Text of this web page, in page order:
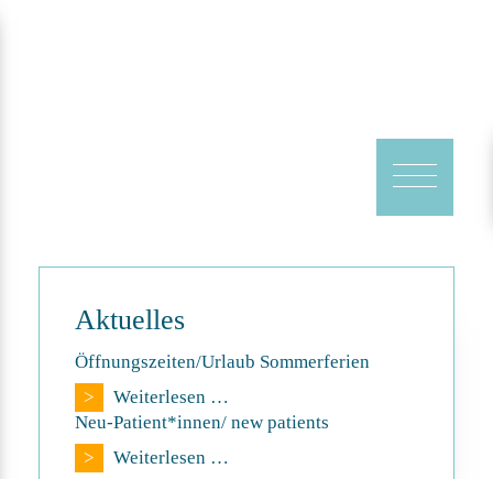
Aktuelles
Öffnungszeiten/Urlaub Sommerferien
Weiterlesen …
Sommerferien
Neu-Patient*innen/ new patients
Weiterlesen …